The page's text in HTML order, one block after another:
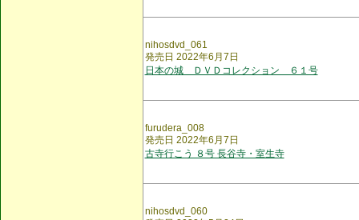
nihosdvd_061
発売日 2022年6月7日
日本の城 ＤＶＤコレクション ６１号
furudera_008
発売日 2022年6月7日
古寺行こう ８号 長谷寺・室生寺
nihosdvd_060